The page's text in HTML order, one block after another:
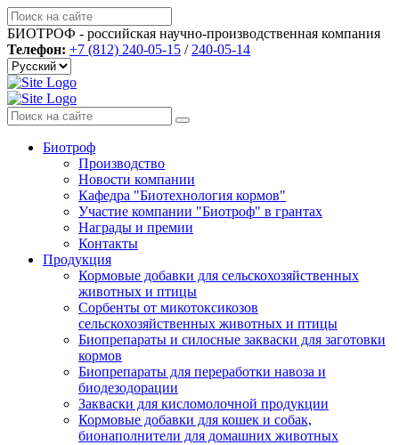
БИОТРОФ - российская научно-производственная компания
Телефон: +7 (812) 240-05-15 / 240-05-14
Биотроф
Производство
Новости компании
Кафедра "Биотехнология кормов"
Участие компании "Биотроф" в грантах
Награды и премии
Контакты
Продукция
Кормовые добавки для сельскохозяйственных
животных и птицы
Сорбенты от микотоксикозов
сельскохозяйственных животных и птицы
Биопрепараты и силосные закваски для заготовки
кормов
Биопрепараты для переработки навоза и
биодезодорации
Закваски для кисломолочной продукции
Кормовые добавки для кошек и собак,
бионаполнители для домашних животных